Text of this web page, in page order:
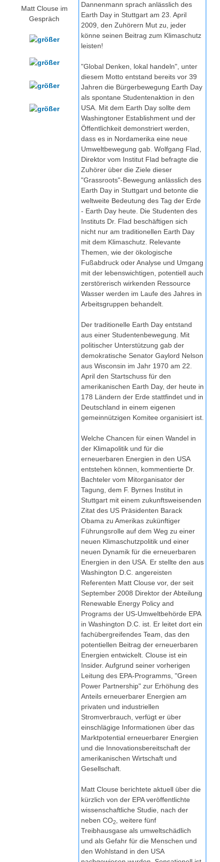
Matt Clouse im
Gespräch
Dannenmann sprach anlässlich des
Earth Day in Stuttgart am 23. April
2009, den Zuhörern Mut zu, jeder
könne seinen Beitrag zum Klimaschutz
leisten!
"Global Denken, lokal handeln", unter
diesem Motto entstand bereits vor 39
Jahren die Bürgerbewegung Earth Day
als spontane Studentenaktion in den
USA. Mit dem Earth Day sollte dem
Washingtoner Establishment und der
Öffentlichkeit demonstriert werden,
dass es in Nordamerika eine neue
Umweltbewegung gab. Wolfgang Flad,
Direktor vom Institut Flad befragte die
Zuhörer über die Ziele dieser
"Grassroots"-Bewegung anlässlich des
Earth Day in Stuttgart und betonte die
weltweite Bedeutung des Tag der Erde
- Earth Day heute. Die Studenten des
Instituts Dr. Flad beschäftigen sich
nicht nur am traditionellen Earth Day
mit dem Klimaschutz. Relevante
Themen, wie der ökologische
Fußabdruck oder Analyse und Umgang
mit der lebenswichtigen, potentiell auch
zerstörerisch wirkenden Ressource
Wasser werden im Laufe des Jahres in
Arbeitsgruppen behandelt.
Der traditionelle Earth Day entstand
aus einer Studentenbewegung. Mit
politischer Unterstützung gab der
demokratische Senator Gaylord Nelson
aus Wisconsin im Jahr 1970 am 22.
April den Startschuss für den
amerikanischen Earth Day, der heute in
178 Ländern der Erde stattfindet und in
Deutschland in einem eigenen
gemeinnützigen Komitee organisiert ist.
Welche Chancen für einen Wandel in
der Klimapolitik und für die
erneuerbaren Energien in den USA
entstehen können, kommentierte Dr.
Bachteler vom Mitorganisator der
Tagung, dem F. Byrnes Institut in
Stuttgart mit einem zukunftsweisenden
Zitat des US Präsidenten Barack
Obama zu Amerikas zukünftiger
Führungsrolle auf dem Weg zu einer
neuen Klimaschutzpolitik und einer
neuen Dynamik für die erneuerbaren
Energien in den USA. Er stellte den aus
Washington D.C. angereisten
Referenten Matt Clouse vor, der seit
September 2008 Direktor der Abteilung
Renewable Energy Policy and
Programs der US-Umweltbehörde EPA
in Washington D.C. ist. Er leitet dort ein
fachübergreifendes Team, das den
potentiellen Beitrag der erneuerbaren
Energien entwickelt. Clouse ist ein
Insider. Aufgrund seiner vorherigen
Leitung des EPA-Programms, "Green
Power Partnership" zur Erhöhung des
Anteils erneuerbarer Energien am
privaten und industriellen
Stromverbrauch, verfügt er über
einschlägige Informationen über das
Marktpotential erneuerbarer Energien
und die Innovationsbereitschaft der
amerikanischen Wirtschaft und
Gesellschaft.
Matt Clouse berichtete aktuell über die
kürzlich von der EPA veröffentlichte
wissenschaftliche Studie, nach der
neben CO2
, weitere fünf
Treibhausgase als umweltschädlich
und als Gefahr für die Menschen und
den Wohlstand in den USA